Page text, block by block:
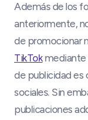
Además de los
anteriormente,
de promocionar
TikTokmediante
de publicidad es
sociales. Sin
publicaciones